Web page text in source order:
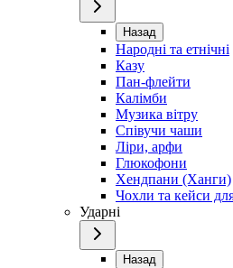
Назад
Народні та етнічні
Казу
Пан-флейти
Калімби
Музика вітру
Співучи чаши
Ліри, арфи
Глюкофони
Хендпани (Ханги)
Чохли та кейси
Ударні
Назад